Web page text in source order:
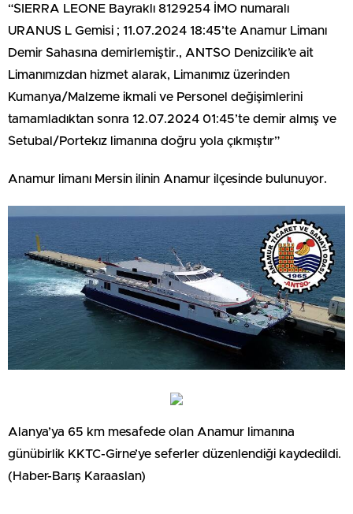
“SIERRA LEONE Bayraklı 8129254 İMO numaralı
URANUS L Gemisi ; 11.07.2024 18:45’te Anamur Limanı
Demir Sahasına demirlemiştir., ANTSO Denizcilik’e ait
Limanımızdan hizmet alarak, Limanımız üzerinden
Kumanya/Malzeme ikmali ve Personel değişimlerini
tamamladıktan sonra 12.07.2024 01:45’te demir almış ve
Setubal/Portekız limanına doğru yola çıkmıştır”
Anamur limanı Mersin ilinin Anamur ilçesinde bulunuyor.
Alanya’ya 65 km mesafede olan Anamur limanına
günübirlik KKTC-Girne’ye seferler düzenlendiği kaydedildi.
(Haber-Barış Karaaslan)